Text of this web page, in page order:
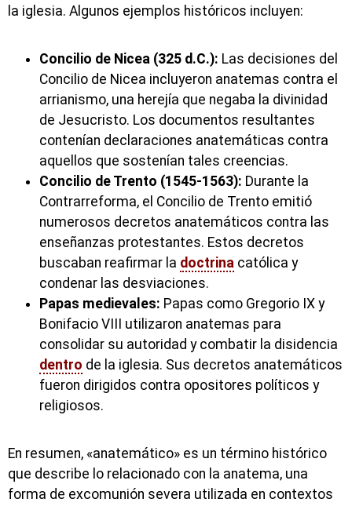
la iglesia. Algunos ejemplos históricos incluyen:
Concilio de Nicea (325 d.C.): Las decisiones del
Concilio de Nicea incluyeron anatemas contra el
arrianismo, una herejía que negaba la divinidad
de Jesucristo. Los documentos resultantes
contenían declaraciones anatemáticas contra
aquellos que sostenían tales creencias.
Concilio de Trento (1545-1563): Durante la
Contrarreforma, el Concilio de Trento emitió
numerosos decretos anatemáticos contra las
enseñanzas protestantes. Estos decretos
buscaban reafirmar la doctrina católica y
condenar las desviaciones.
Papas medievales: Papas como Gregorio IX y
Bonifacio VIII utilizaron anatemas para
consolidar su autoridad y combatir la disidencia
dentro de la iglesia. Sus decretos anatemáticos
fueron dirigidos contra opositores políticos y
religiosos.
En resumen, «anatemático» es un término histórico
que describe lo relacionado con la anatema, una
forma de excomunión severa utilizada en contextos